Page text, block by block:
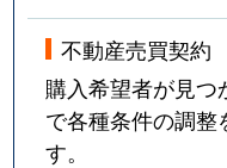
不動産売買契約
購入希望者が見つ
で各種条件の調整
す。